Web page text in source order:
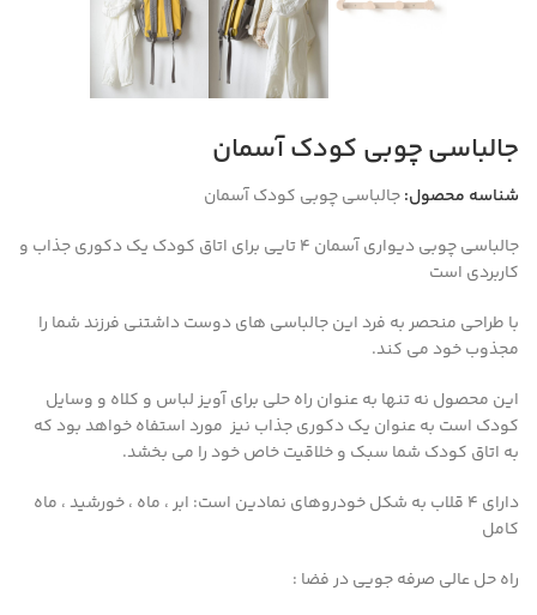
جالباسی چوبی کودک آسمان
شناسه محصول:جالباسی چوبی کودک آسمان
جالباسی چوبی دیواری آسمان 4 تایی برای اتاق کودک یک دکوری جذاب و
کاربردی است
با طراحی منحصر به فرداین جالباسی های دوست داشتنی فرزند شما را
مجذوب خود می کند.
این محصول نه تنها به عنوان راه حلی برای آویز لباس و کلاه و وسایل
کودک است به عنوان یک دکوری جذاب نیز مورد استفاه خواهد بود که
به اتاق کودک شما سبک و خلاقیت خاص خود را می بخشد.
دارای 4 قلاب به شکل خودروهای نمادین است: ابر ، ماه ، خورشید ، ماه
کامل
راه حل عالی صرفه جویی در فضا :